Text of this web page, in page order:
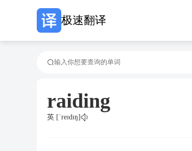
极速翻译
raiding
英 [ˈreɪdɪŋ]